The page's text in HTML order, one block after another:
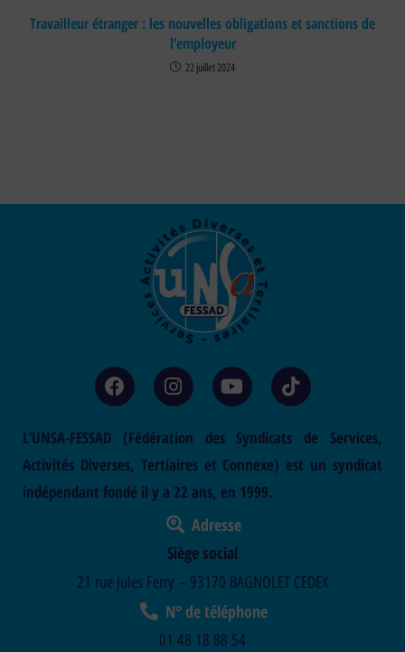
Travailleur étranger : les nouvelles obligations et sanctions de
l’employeur
22 juillet 2024
L’UNSA-FESSAD (Fédération des Syndicats de Services,
Activités Diverses, Tertiaires et Connexe) est un syndicat
indépendant fondé il y a 22 ans, en 1999.
Adresse
Siège social
21 rue Jules Ferry – 93170 BAGNOLET CEDEX
N° de téléphone
01 48 18 88 54